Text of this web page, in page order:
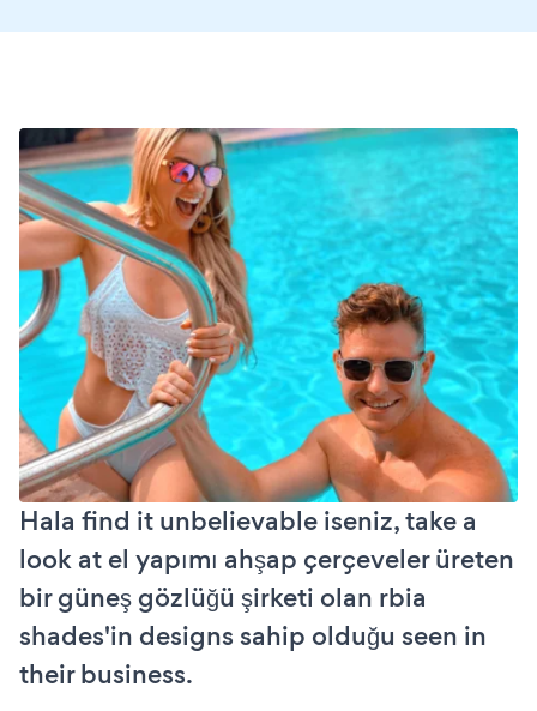
Hala find it unbelievable iseniz, take a
look at el yapımı ahşap çerçeveler üreten
bir güneş gözlüğü şirketi olan rbia
shades'in designs sahip olduğu seen in
their business.